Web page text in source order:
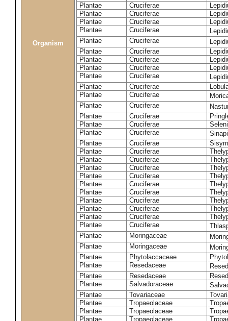
Organism
Plantae
Cruciferae
Plantae
Cruciferae
Plantae
Cruciferae
Plantae
Cruciferae
Plantae
Cruciferae
Plantae
Cruciferae
Plantae
Cruciferae
Plantae
Cruciferae
Plantae
Cruciferae
Plantae
Cruciferae
Plantae
Cruciferae
Plantae
Cruciferae
Plantae
Cruciferae
Plantae
Cruciferae
Plantae
Cruciferae
Plantae
Cruciferae
Plantae
Cruciferae
Plantae
Cruciferae
Plantae
Cruciferae
Plantae
Cruciferae
Plantae
Cruciferae
Plantae
Cruciferae
Plantae
Cruciferae
Plantae
Cruciferae
Plantae
Cruciferae
Plantae
Cruciferae
Plantae
Moringaceae
Plantae
Moringaceae
Plantae
Phytolaccaceae
Plantae
Resedaceae
Plantae
Resedaceae
Plantae
Salvadoraceae
Plantae
Tovariaceae
Plantae
Tropaeolaceae
Plantae
Tropaeolaceae
Plantae
Tropaeolaceae